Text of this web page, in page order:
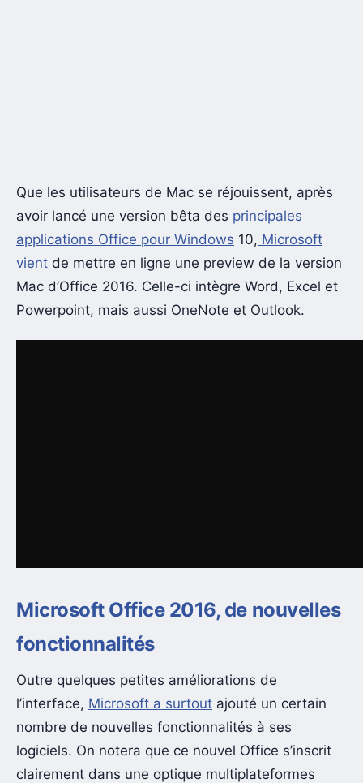
Que les utilisateurs de Mac se réjouissent, après
avoir lancé une version bêta des principales
applications Office pour Windows 10, Microsoft
vient de mettre en ligne une preview de la version
Mac d’Office 2016. Celle-ci intègre Word, Excel et
Powerpoint, mais aussi OneNote et Outlook.
Microsoft Office 2016, de nouvelles
fonctionnalités
Outre quelques petites améliorations de
l’interface, Microsoft a surtout ajouté un certain
nombre de nouvelles fonctionnalités à ses
logiciels. On notera que ce nouvel Office s’inscrit
clairement dans une optique multiplateformes